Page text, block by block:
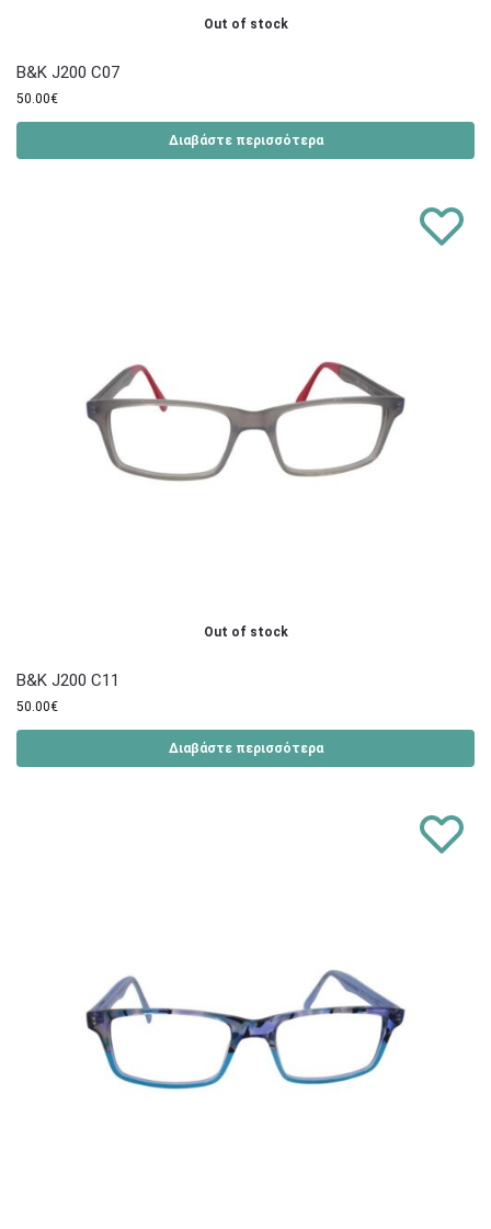
Out of stock
B&K J200 C07
50.00€
Διαβάστε περισσότερα
Out of stock
B&K J200 C11
50.00€
Διαβάστε περισσότερα